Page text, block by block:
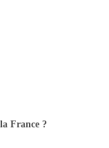
France ?